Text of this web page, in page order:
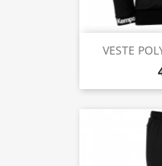
VESTE